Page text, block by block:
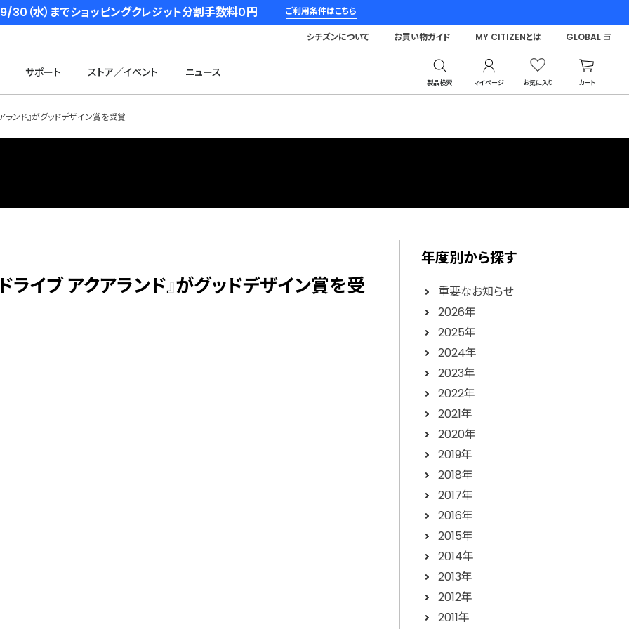
（水）までショッピングクレジット分割手数料０円 ご利用条件はこちら
サポート ストア／イベント ニュース
製品検索 マイページ お気に入り カート
シチズンについて お買い物ガイド MY CITIZENとは GLOBAL
ランド』がグッドデザイン賞を受賞
ライブ アクアランド』がグッドデザイン賞を受
年度別から探す
重要なお知らせ
2026年
2025年
2024年
2023年
2022年
2021年
2020年
2019年
2018年
2017年
2016年
2015年
2014年
2013年
2012年
2011年